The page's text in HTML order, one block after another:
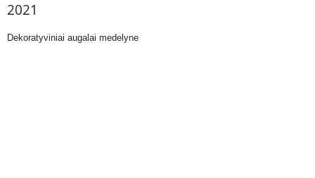
2021
Dekoratyviniai augalai medelyne